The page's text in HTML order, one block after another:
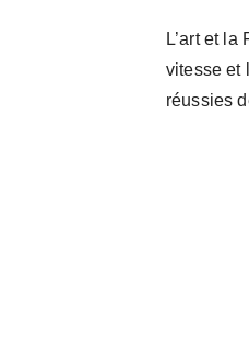
L’art et
vitesse et
réussies